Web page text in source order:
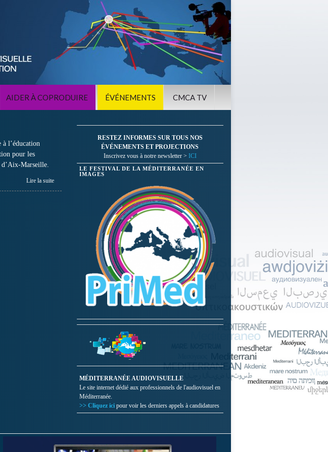
AIDER À COPRODUIRE ÉVÉNEMENTS CMCA TV
l’éducation
pour les
d’Aix-Marseille.
Lire la suite
RESTEZ INFORMES SUR TOUS NOS
ÉVÉNEMENTS ET PROJECTIONS
Inscrivez vous à notre newsletter > ICI
LE FESTIVAL DE LA MÉDITERRANÉE EN
IMAGES
MÉDITERRANÉE AUDIOVISUELLE
Le site internet dédié aux professionnels de l'audiovisuel en
Méditerranée.
>> Cliquez ici pour voir les derniers appels à candidatures